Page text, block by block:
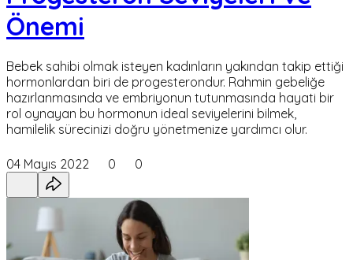
Önemi
Bebek sahibi olmak isteyen kadınların yakından takip ettiği
hormonlardan biri de progesterondur. Rahmin gebeliğe
hazırlanmasında ve embriyonun tutunmasında hayati bir
rol oynayan bu hormonun ideal seviyelerini bilmek,
hamilelik sürecinizi doğru yönetmenize yardımcı olur.
04 Mayıs 2022 0 0